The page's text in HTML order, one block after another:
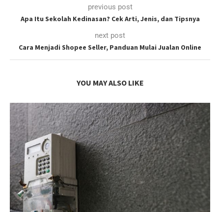
previous post
Apa Itu Sekolah Kedinasan? Cek Arti, Jenis, dan Tipsnya
next post
Cara Menjadi Shopee Seller, Panduan Mulai Jualan Online
YOU MAY ALSO LIKE